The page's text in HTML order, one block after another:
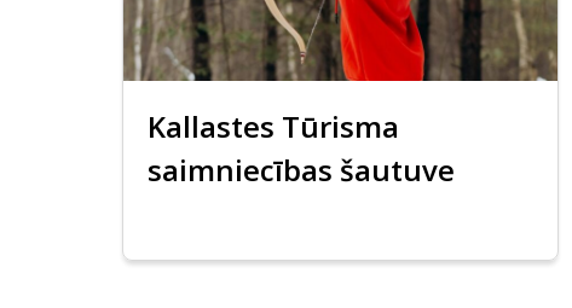
Kallastes Tūrisma
saimniecības šautuve